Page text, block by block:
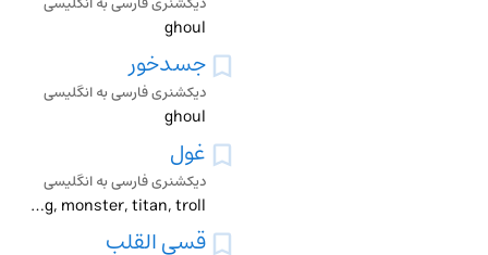
ghoul
جسدخور
دیکشنری فارسی به انگلیسی
ghoul
غول
دیکشنری فارسی به انگلیسی
ghoul, giant, king, monster, titan, troll
قسی القلب